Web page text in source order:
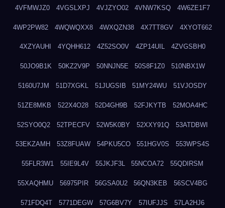
4VFMWJZ0 4VGSLXPJ 4VJZYO02 4VNW7KSQ 4W6ZE1F7
4WP2PW82 4WQWQXX8 4WXQZN38 4X7TT8GV 4XYOT662
4XZYAUHI 4YQHH612 4Z52SO0V 4ZP14UIL 4ZVGSBH0
50JO9B1K 50KZ2V9P 50NNJN5E 50S8F1Z0 510NBX1W
5160U7JM 51D7XGKL 51JUGSIB 51MY24WU 51VJOSDY
51ZE8MKB 522X4O28 52D4GH9B 52FJKYTB 52MOA4HC
52SYO0Q2 52TPECFV 52W5K0BY 52XXY91Q 53ATDBWI
53EKZAMH 53Z8FUAW 54PKU5CO 551HGV0S 553WPS4S
55FLR3W1 55IE9L4V 55JKJF3L 55NCOA72 55QDIRSM
55XAQHMU 56975PIR 56GSA0U2 56QN3KEB 56SCV4BG
571FDQ4T 5771DEGW 57G6BV7Y 57IUFJJS 57LA2HJ6